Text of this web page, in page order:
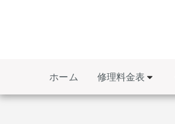
ホーム 修理料金表